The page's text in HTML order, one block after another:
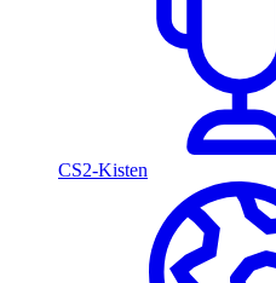
CS2-Kisten